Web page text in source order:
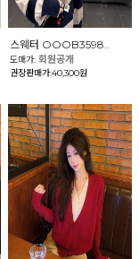
스웨터 OOOB3598..
도매가:회원공개
권장판매가:40,300원